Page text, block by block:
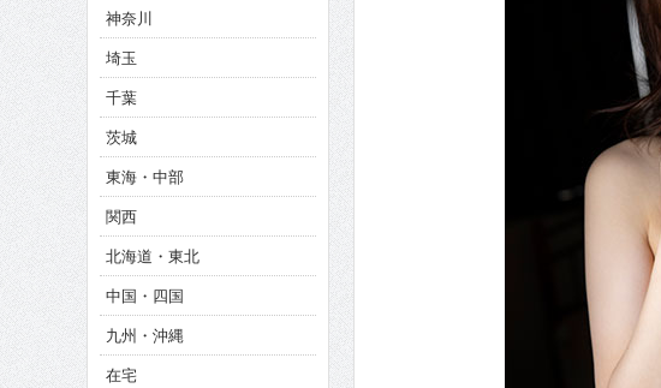
CINEMA×STYLE 294号
神奈川
埼玉
千葉
茨城
東海・中部
関西
北海道・東北
中国・四国
九州・沖縄
在宅